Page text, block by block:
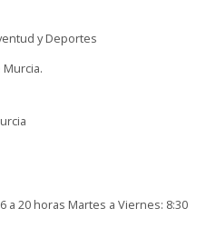
y Deportes
a 20 horas Martes a Viernes: 8:30